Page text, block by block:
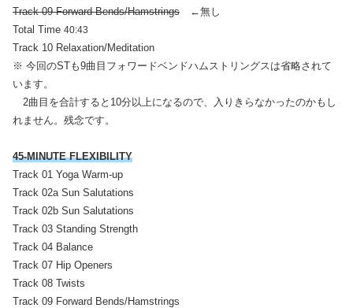
Track 09 Forward Bends/Hamstrings ←無し
Total Time 40:43
Track 10 Relaxation/Meditation
※ 今回のSTも9曲目フォワードベンドハムストリングスは省略されて
います。
2曲目を合計すると10分以上になるので、入りきらなかったのかもし
れません。残念です。
45-MINUTE FLEXIBILITY
Track 01 Yoga Warm-up
Track 02a Sun Salutations
Track 02b Sun Salutations
Track 03 Standing Strength
Track 04 Balance
Track 07 Hip Openers
Track 08 Twists
Track 09 Forward Bends/Hamstrings